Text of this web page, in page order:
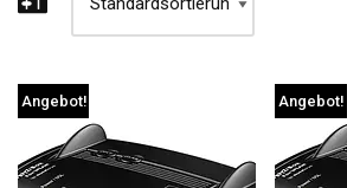
Angebot! Angebot!